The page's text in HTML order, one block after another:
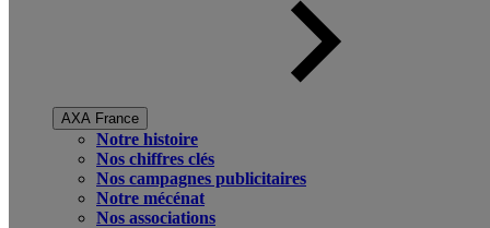
AXA France
Notre histoire
Nos chiffres clés
Nos campagnes publicitaires
Notre mécénat
Nos associations